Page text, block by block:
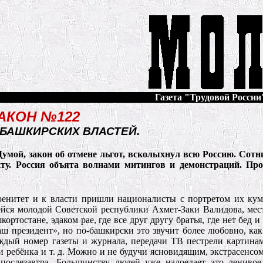
Газета "Трудовой
№122
ВЛАСТЕЙ.
закон об отмене льгот, всколыхнул всю Россию.
Россия объята волнами митингов и демонстраций.
и к власти пришли националисты с портретом их
молодой Советской республики Ахмет-Заки Валидова,
эдаком рае, где все друг другу братья, где нет бед и
президент», но по-башкирски это звучит более любовно,
номер газеты и журнала, передачи ТВ пестрели
ребёнка и т. д. Можно и не будучи ясновидящим,